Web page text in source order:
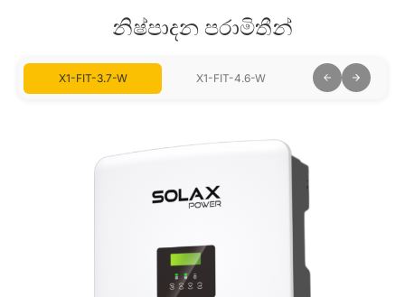
නිෂ්පාදන පරාමිතීන්
X1-FIT-3.7-W X1-FIT-4.6-W X1-FIT-5.0-W